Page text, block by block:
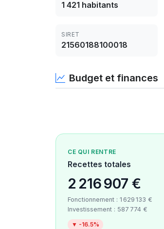
1 421 habitants
SIRET
21560188100018
Budget et finances
CE QUI RENTRE
Recettes totales
2 216 907 €
Fonctionnement : 1 629 133 €
Investissement : 587 774 €
▼ -16.5%